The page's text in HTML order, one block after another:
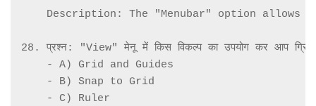
Description: The "Menubar" option allows
28. प्रश्न: "View" मेनू में किस विकल्प का उपयोग कर आप
    - A) Grid and Guides
    - B) Snap to Grid
    - C) Ruler